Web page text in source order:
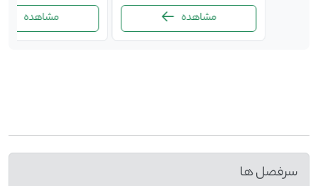
مشاهده مشاهده
سرفصل ها